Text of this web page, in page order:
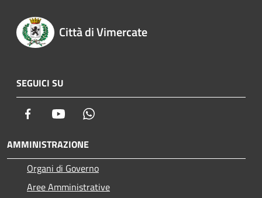
Città di Vimercate
SEGUICI SU
Facebook Youtube
AMMINISTRAZIONE
Organi di Governo
Aree Amministrative